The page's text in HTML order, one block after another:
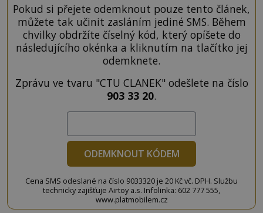
Pokud si přejete odemknout pouze tento článek,
můžete tak učinit zasláním jediné SMS. Během
chvilky obdržíte číselný kód, který opíšete do
následujícího okénka a kliknutím na tlačítko jej
odemknete.
Zprávu ve tvaru "CTU CLANEK" odešlete na číslo
903 33 20.
ODEMKNOUT KÓDEM
Cena SMS odeslané na číslo 9033320 je 20 Kč vč. DPH. Službu
technicky zajišťuje Airtoy a.s. Infolinka: 602 777 555,
www.platmobilem.cz